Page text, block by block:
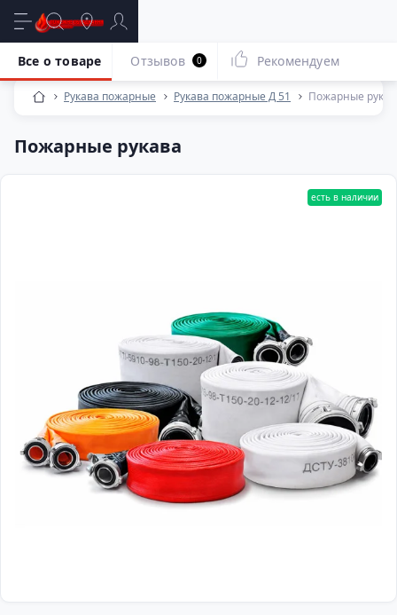
Рукава пожарные Рукава пожарные Д 51 Пожарные
Пожарные рукава
Все о товаре Отзывов 0 Рекомендуем
есть в наличии